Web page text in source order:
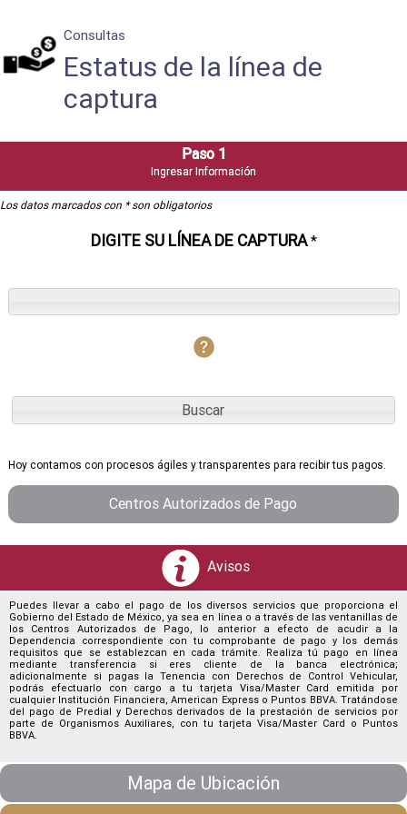
Consultas
Estatus de la línea de
captura
Los datos marcados con * son obligatorios
DIGITE SU LÍNEA DE CAPTURA *
Hoy contamos con procesos ágiles y transparentes para recibir tus pagos.
Centros Autorizados de Pago
Avisos
Puedes llevar a cabo el pago de los diversos servicios que proporciona el
Gobierno del Estado de México, ya sea en línea o a través de las ventanillas de
los Centros Autorizados de Pago, lo anterior a efecto de acudir a la
Dependencia correspondiente con tu comprobante de pago y los demás
requisitos que se establezcan en cada trámite. Realiza tú pago en línea
mediante transferencia si eres cliente de la banca electrónica;
adicionalmente si pagas la Tenencia con Derechos de Control Vehicular,
podrás efectuarlo con cargo a tu tarjeta Visa/Master Card emitida por
cualquier Institución Financiera, American Express o Puntos BBVA. Tratándose
del pago de Predial y Derechos derivados de la prestación de servicios por
parte de Organismos Auxiliares, con tu tarjeta Visa/Master Card o Puntos
BBVA.
Mapa de Ubicación